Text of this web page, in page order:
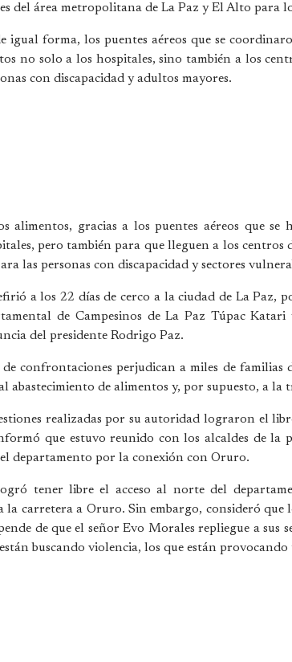
del área metropolitana de La Paz y El Alto para
igual forma, los puentes aéreos que se
no solo a los hospitales, sino también a los
con discapacidad y adultos mayores.
alimentos, gracias a los puentes aéreos que
pero también para que lleguen a los centros
las personas con discapacidad y sectores
a los 22 días de cerco a la ciudad de La Paz,
de Campesinos de La Paz Túpac
del presidente Rodrigo Paz.
confrontaciones perjudican a miles de familias
abastecimiento de alimentos y, por supuesto, a
realizadas por su autoridad lograron el
que estuvo reunido con los alcaldes de la
departamento por la conexión con Oruro.
tener libre el acceso al norte del
la carretera a Oruro. Sin embargo, consideró que
de que el señor Evo Morales repliegue a sus
buscando violencia, los que están